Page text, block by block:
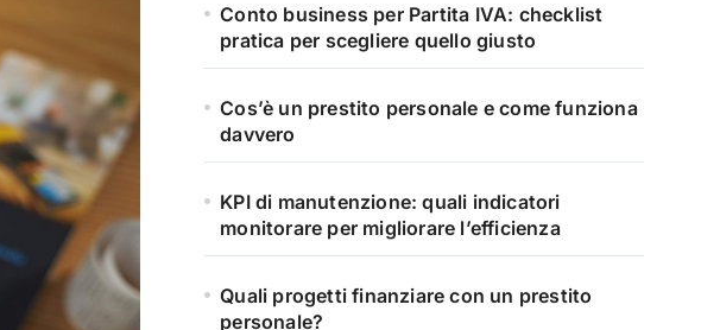
Conto business per Partita IVA: checklist
pratica per scegliere quello giusto
Cos’è un prestito personale e come funziona
davvero
KPI di manutenzione: quali indicatori
monitorare per migliorare l’efficienza
Quali progetti finanziare con un prestito
personale?